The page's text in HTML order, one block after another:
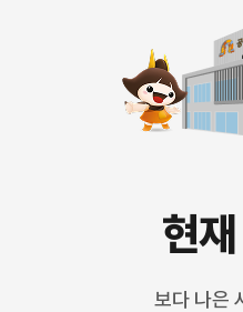
현
보다 나은